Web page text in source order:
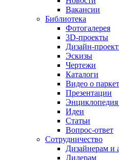
Вакансии
Библиотека
Фотогалерея
3D-проекты
Дизайн-
Эскизы
Чертежи
Каталоги
Видео о
Презентации
Идеи
Статьи
Вопрос-ответ
Сотрудничество
Дизайнерам и
Дилерам